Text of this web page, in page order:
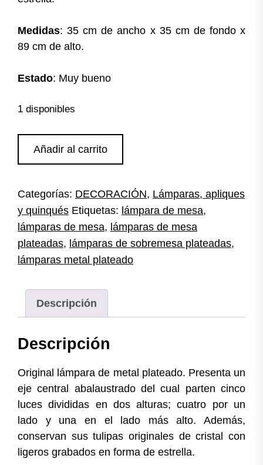
Medidas: 35 cm de ancho x 35 cm de fondo x
89 cm de alto.
Estado: Muy bueno
1 disponibles
cantidad
Añadir al carrito
Categorías: DECORACIÓN, Lámparas, apliques
y quinqués Etiquetas: lámpara de mesa,
lámparas de mesa, lámparas de mesa
plateadas, lámparas de sobremesa plateadas,
lámparas metal plateado
Descripción
Descripción
Original lámpara de metal plateado. Presenta un
eje central abalaustrado del cual parten cinco
luces divididas en dos alturas; cuatro por un
lado y una en el lado más alto. Además,
conservan sus tulipas originales de cristal con
ligeros grabados en forma de estrella.